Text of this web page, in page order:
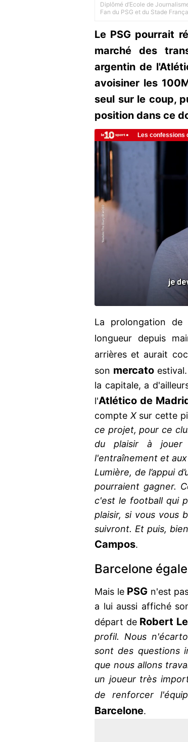
Diplômé d’Ecole de
Fan du PSG et du Stade
Le PSG pourrait
marché des
argentin de
avoisiner les
seul sur le coup,
position dans ce
La prolongation
longueur depuis
arrières et aurait
son mercato estival.
la capitale, a
l'Atlético de
compte Xsur cette
ce projet, pour ce
du plaisir à jouer
l'entraînement et
Lumière, de l’appui
pourraient gagner.
c'est le football qui
plaisir, si vous vous
suivront. Et puis,
Campos.
Barcelone
Mais le PSG n'est
a lui aussi affiché
départ de Robert
profil. Nous
sont des questions
que nous allons
un joueur très
de renforcer
Barcelone.